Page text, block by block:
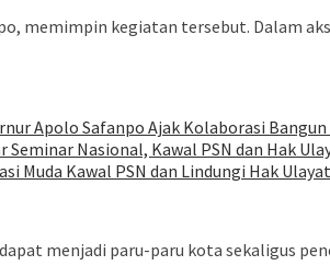
memimpin kegiatan tersebut. Dalam
Apolo Safanpo Ajak Kolaborasi Bangun
Seminar Nasional, Kawal PSN dan Hak
Muda Kawal PSN dan Lindungi Hak Ulayat
menjadi paru-paru kota sekaligus